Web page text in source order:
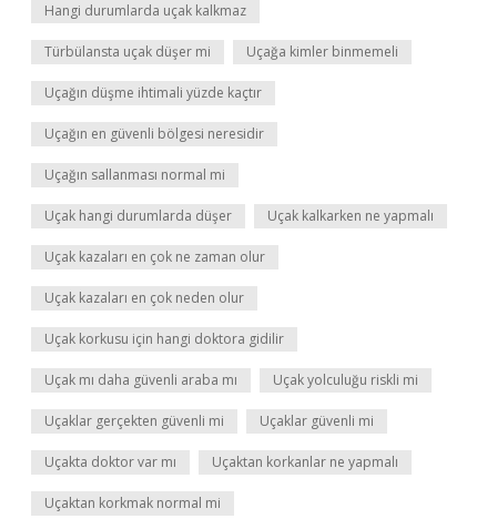
Hangi durumlarda uçak kalkmaz
Türbülansta uçak düşer mi Uçağa kimler binmemeli
Uçağın düşme ihtimali yüzde kaçtır
Uçağın en güvenli bölgesi neresidir
Uçağın sallanması normal mi
Uçak hangi durumlarda düşer Uçak kalkarken ne yapmalı
Uçak kazaları en çok ne zaman olur
Uçak kazaları en çok neden olur
Uçak korkusu için hangi doktora gidilir
Uçak mı daha güvenli araba mı Uçak yolculuğu riskli mi
Uçaklar gerçekten güvenli mi Uçaklar güvenli mi
Uçakta doktor var mı Uçaktan korkanlar ne yapmalı
Uçaktan korkmak normal mi